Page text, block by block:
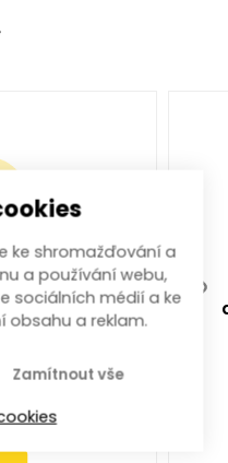
2000mAh
kg
kss DPH
ke shromažďování a
a používání webu,
sociálních médií a ke
obsahu a reklam.
Zamítnout vše